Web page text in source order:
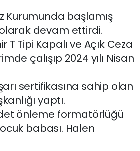
Kurumunda başlamış
devam ettirdi.
T Tipi Kapalı ve Açık Ceza
çalışıp 2024 yılı Nisan
sertifikasına sahip olan
yaptı.
önleme formatörlüğü
babası. Halen